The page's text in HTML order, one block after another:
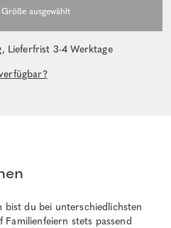
Lieferfrist 3-4 Werktage
du bei unterschiedlichsten
stets passend